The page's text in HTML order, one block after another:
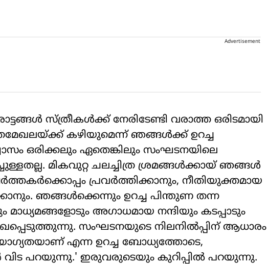
Advertisement
സ്ത്രീകള്‍ക്ക് നേരിടേണ്ടി വരാത്ത ഒരിടമായി
കഴിയുമെന്ന് ഞങ്ങള്‍ക്ക് ഉറച്ച
ഒരിക്കലും ഏതെങ്കിലും സംഘടനയിലെ
മികവുറ്റ ചലച്ചിത്ര ശ്രമങ്ങള്‍ക്കായ് ഞങ്ങള്‍
പ്രവര്‍ത്തിക്കാനും, നീതിയുക്തമായ
ഞങ്ങള്‍ക്കെന്നും ഉറച്ച പിന്തുണ തന്ന
അഗാധമായ നന്ദിയും കടപ്പാടും
സംഘടനയുടെ നിലനില്‍പ്പിന് ആധാരം
എന്ന ഉറച്ച ബോധ്യത്തോടെ,
പറയുന്നു.' ഇരുവരുടെയും കുറിപ്പില്‍ പറയുന്നു.